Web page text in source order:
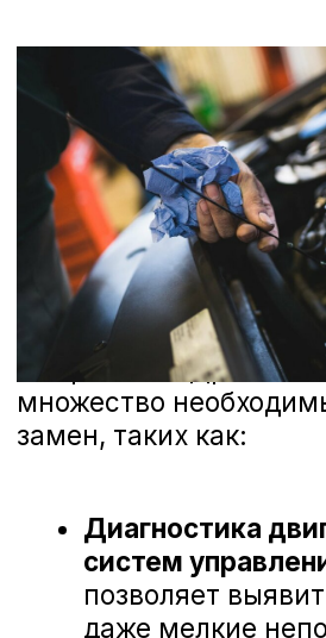
ставим на первое место
удовлетворенность наших
гордимся качеством
услуг и стремимся к тому, чтобы
визит в наш сервисный центр
только положительные
Наши специалисты проходят
обучение и используют последние
технологии для диагностики и
вашего автомобиля. Мы ценим
ваше мнение и готовы рассмотреть
любые предложения, чтобы
сервис еще лучше. Ниже вы можете
ознакомиться с отзывами наших
клиентов, которые уже оценили
уровень профессионализма наших